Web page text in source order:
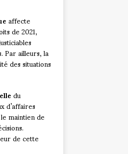
affecte
de 2021,
Par ailleurs, la
des situations
du
maintien de
de cette